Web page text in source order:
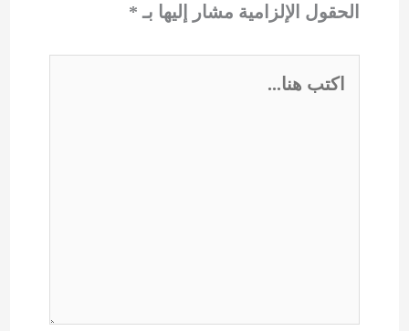
الحقول الإلزامية مشار إليها بـ *